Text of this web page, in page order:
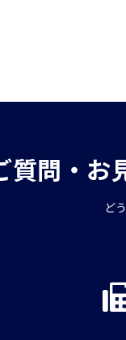
質問・お
ど